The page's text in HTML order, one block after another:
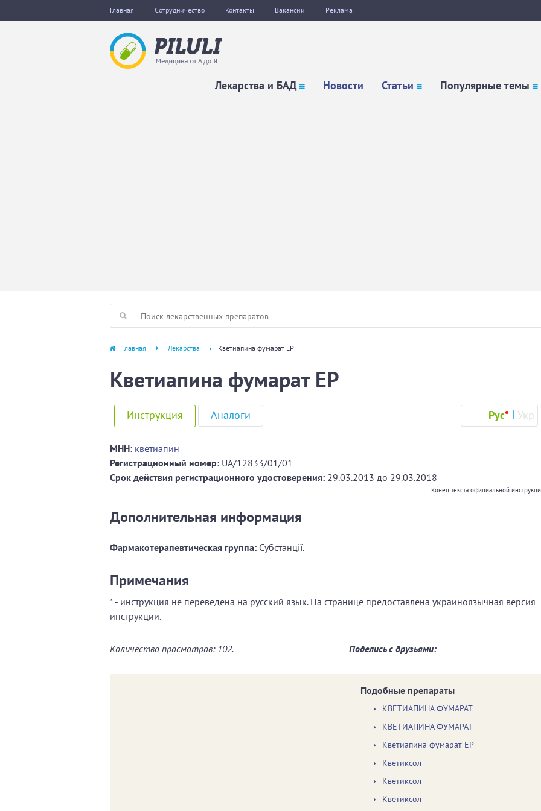
Главная Сотрудничество Контакты Вакансии Реклама
Лекарства и БАД Новости Статьи Популярные темы
Главная Лекарства Кветиапина фумарат ЕР
Кветиапина фумарат ЕР
Инструкция Рус* Укр
Аналоги
МНН: кветиапин
Регистрационный номер: UA/12833/01/01
Срок действия регистрационного удостоверения: 29.03.2013 до 29.03.2018
Конец текста официальной
Дополнительная информация
Фармакотерапевтическая группа: Субстанції.
Примечания
* - инструкция не переведена на русский язык. На странице предоставлена украиноязычная версия
инструкции.
Поделись с друзьями:
Количество просмотров: 102.
Подобные препараты
КВЕТИАПИНА ФУМАРАТ
КВЕТИАПИНА ФУМАРАТ
Кветиапина фумарат ЕР
Кветиксол
Кветиксол
Кветиксол